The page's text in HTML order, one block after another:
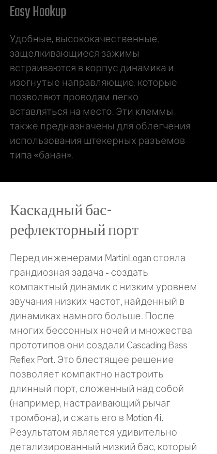
Easy Hookup
Удобные, высококачественные,
защелкивающиеся зажимы
встраиваются в корпус динамика и
изогнутые направляющие, которые
позволяют проводам легко
вставляться на место. Эти клеммы
также предназначены для облегчения
использования штекерных разъемов
типа «банан».
Каскадный бас-
рефлекторный порт
Перед инженерами MartinLogan стояла
грандиозная задача - создать
компактный динамик с низким уровнем
звучания низких частот, найденный в
динамиках намного больше. После
многих бессонных ночей и множества
прототипов они создали Cascading Bass
Reflex Port. Это блестящее решение
позволяет компактно настроить
длинный порт, сложенный над собой
(например, настраивающий рычаг
тромбона), и сжать его в Motion 4i.
Результатом является удивительно
детализированный низкий бас, который